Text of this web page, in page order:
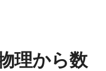
理から数